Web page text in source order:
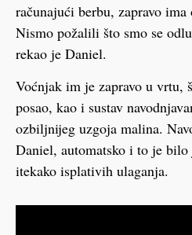
računajući berbu, zapravo ima
Nismo požalili što smo se
rekao je Daniel.
Voćnjak im je zapravo u vrtu,
posao, kao i sustav
ozbiljnijeg uzgoja malina.
Daniel, automatsko i to je
itekako isplativih ulaganja.